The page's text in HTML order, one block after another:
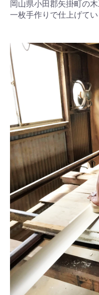
お買い物を続
岡山県小田郡矢掛町の
一枚手作りで仕上げてい